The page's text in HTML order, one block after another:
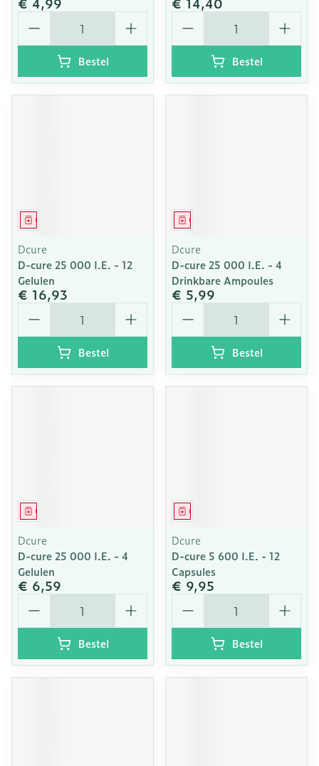
Aantal
Bestel
Aantal
Bestel
Geneesmiddel
Dcure
D-cure 25 000 I.E. - 12
Gelulen
€ 16,93
Aantal
Bestel
Geneesmiddel
Dcure
D-cure 25 000 I.E. - 4
Drinkbare Ampoules
€ 5,99
Aantal
Bestel
Geneesmiddel
Dcure
D-cure 25 000 I.E. - 4
Gelulen
€ 6,59
Aantal
Bestel
Geneesmiddel
Dcure
D-cure 5 600 I.E. - 12
Capsules
€ 9,95
Aantal
Bestel